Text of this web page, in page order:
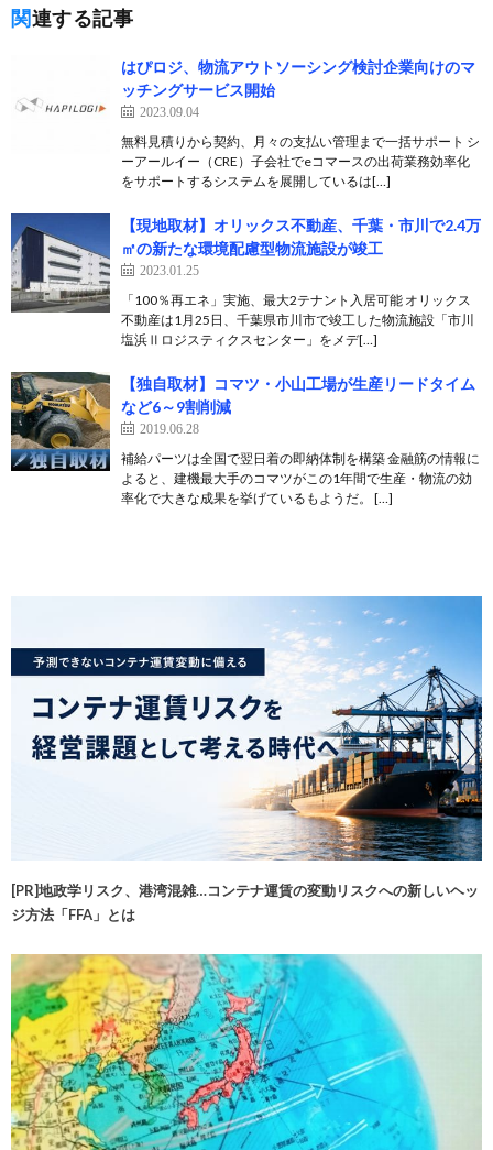
関連する記事
はぴロジ、物流アウトソーシング検討企業向けのマ
ッチングサービス開始
2023.09.04
無料見積りから契約、月々の支払い管理まで一括サポート シ
ーアールイー（CRE）子会社でeコマースの出荷業務効率化
をサポートするシステムを展開しているは[…]
【現地取材】オリックス不動産、千葉・市川で2.4万
㎡の新たな環境配慮型物流施設が竣工
2023.01.25
「100％再エネ」実施、最大2テナント入居可能 オリックス
不動産は1月25日、千葉県市川市で竣工した物流施設「市川
塩浜Ⅱロジスティクスセンター」をメデ[…]
【独自取材】コマツ・小山工場が生産リードタイム
など6～9割削減
2019.06.28
補給パーツは全国で翌日着の即納体制を構築 金融筋の情報に
よると、建機最大手のコマツがこの1年間で生産・物流の効
率化で大きな成果を挙げているもようだ。 […]
[PR]地政学リスク、港湾混雑…コンテナ運賃の変動リスクへの新しいヘッ
ジ方法「FFA」とは